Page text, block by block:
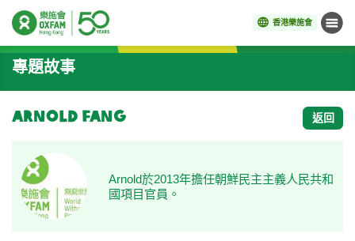
香港樂施會 目錄
開始主要內容
專題故事
Arnold Fang 返回
Arnold於2013年擔任朝鮮民主主義人民共和
國項目官員。